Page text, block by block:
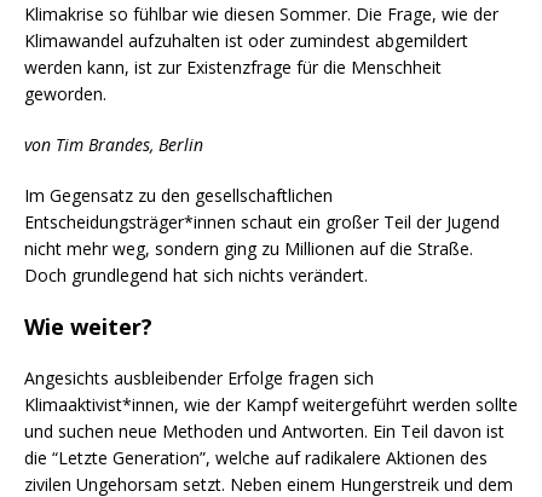
Klimakrise so fühlbar wie diesen Sommer. Die Frage, wie der
Klimawandel aufzuhalten ist oder zumindest abgemildert
werden kann, ist zur Existenzfrage für die Menschheit
geworden.
von Tim Brandes, Berlin
Im Gegensatz zu den gesellschaftlichen
Entscheidungsträger*innen schaut ein großer Teil der Jugend
nicht mehr weg, sondern ging zu Millionen auf die Straße.
Doch grundlegend hat sich nichts verändert.
Wie weiter?
Angesichts ausbleibender Erfolge fragen sich
Klimaaktivist*innen, wie der Kampf weitergeführt werden sollte
und suchen neue Methoden und Antworten. Ein Teil davon ist
die “Letzte Generation”, welche auf radikalere Aktionen des
zivilen Ungehorsam setzt. Neben einem Hungerstreik und dem